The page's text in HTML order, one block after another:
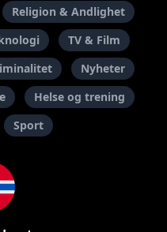
Religion & Andlighet
TV & Film
Nyheter
Helse og trening
Sport